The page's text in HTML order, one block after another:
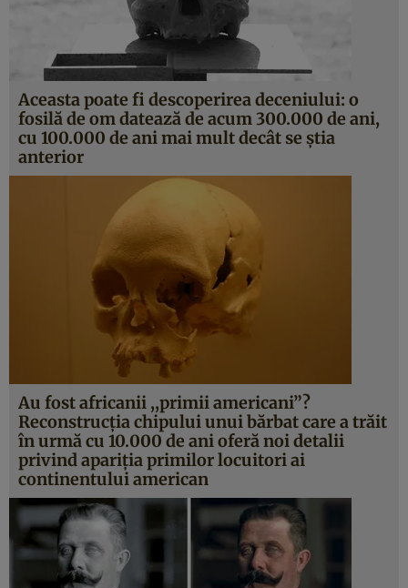
Aceasta poate fi descoperirea deceniului: o
fosilă de om datează de acum 300.000 de ani,
cu 100.000 de ani mai mult decât se ştia
anterior
Au fost africanii ,,primii americani”?
Reconstrucţia chipului unui bărbat care a trăit
în urmă cu 10.000 de ani oferă noi detalii
privind apariţia primilor locuitori ai
continentului american